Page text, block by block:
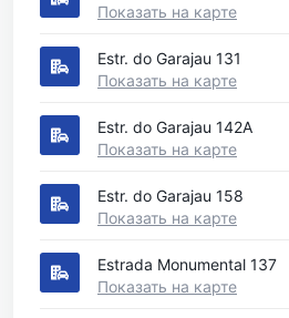
Показать на карте
Estr. do Garajau 131
Показать на карте
Estr. do Garajau 142A
Показать на карте
Estr. do Garajau 158
Показать на карте
Estrada Monumental 137
Показать на карте